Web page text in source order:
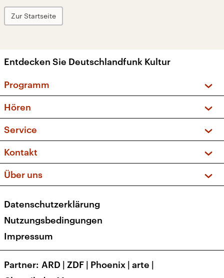
Zur Startseite
Entdecken Sie Deutschlandfunk Kultur
Programm
Sendungen und Podcasts
Musikliste
Kakadu – Das Kinderprogramm
Hören
Frequenzen (UKW + DAB+)
Service
FAQ
Apps
Newsletter
Veranstaltungen
Kontakt
Social Media
Über uns
Presse
Karriere
Transparenz
Datenschutzerklärung
Nutzungsbedingungen
Impressum
Partner ARD | ZDF | Phoenix | arte |